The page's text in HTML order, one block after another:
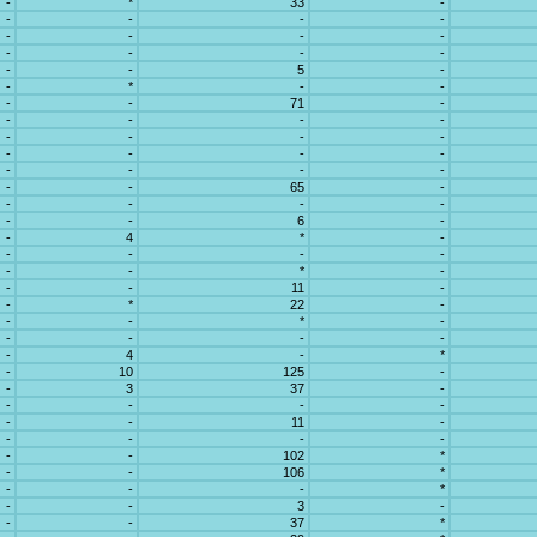
- - -
-
- - -
-
- - -
-
- - 5
-
- * -
-
- - 71
-
- - -
-
- - -
-
- - -
-
- - -
-
- - 65
-
- - -
-
- - 6
-
- 4 *
-
- - -
-
- - *
-
- - 11
-
- * 22
-
- - *
-
- - -
-
- 4 -
*
- 10 125
-
- 3 37
-
- - -
-
- - 11
-
- - -
-
- - 102
*
- - 106
*
- - -
*
- - 3
-
- - 37
*